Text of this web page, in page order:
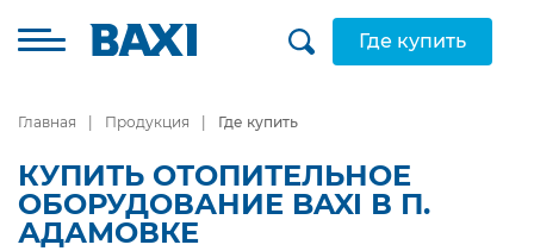
Где купить
Главная Продукция Где купить
КУПИТЬ ОТОПИТЕЛЬНОЕ
ОБОРУДОВАНИЕ BAXI В П.
АДАМОВКЕ